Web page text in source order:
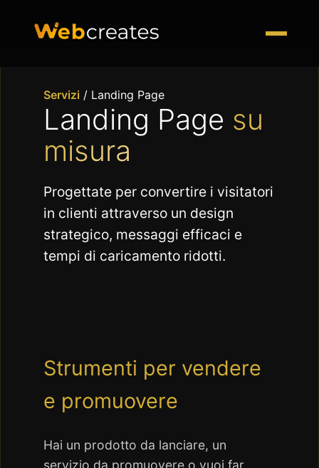
Servizi / Landing Page
Landing Page su
misura
Progettate per convertire i visitatori
in clienti attraverso un design
strategico, messaggi efficaci e
tempi di caricamento ridotti.
Strumenti per vendere
e promuovere
Hai un prodotto da lanciare, un
servizio da promuovere o vuoi far